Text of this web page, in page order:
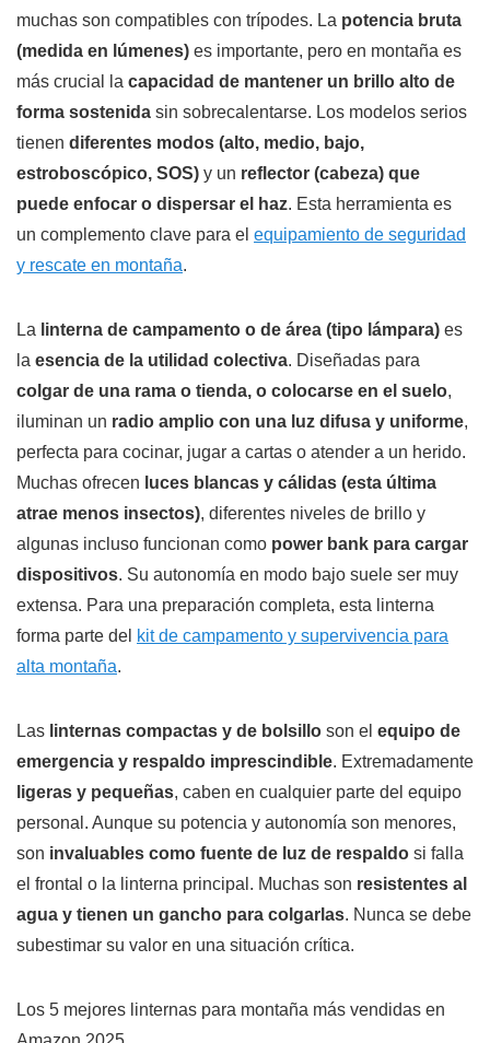
muchas son compatibles con trípodes. La potencia bruta
(medida en lúmenes) es importante, pero en montaña es
más crucial la capacidad de mantener un brillo alto de
forma sostenida sin sobrecalentarse. Los modelos serios
tienen diferentes modos (alto, medio, bajo,
estroboscópico, SOS) y un reflector (cabeza) que
puede enfocar o dispersar el haz. Esta herramienta es
un complemento clave para el equipamiento de seguridad
y rescate en montaña.
La linterna de campamento o de área (tipo lámpara) es
la esencia de la utilidad colectiva. Diseñadas para
colgar de una rama o tienda, o colocarse en el suelo,
iluminan un radio amplio con una luz difusa y uniforme,
perfecta para cocinar, jugar a cartas o atender a un herido.
Muchas ofrecen luces blancas y cálidas (esta última
atrae menos insectos), diferentes niveles de brillo y
algunas incluso funcionan como power bank para cargar
dispositivos. Su autonomía en modo bajo suele ser muy
extensa. Para una preparación completa, esta linterna
forma parte del kit de campamento y supervivencia para
alta montaña.
Las linternas compactas y de bolsillo son el equipo de
emergencia y respaldo imprescindible. Extremadamente
ligeras y pequeñas, caben en cualquier parte del equipo
personal. Aunque su potencia y autonomía son menores,
son invaluables como fuente de luz de respaldo si falla
el frontal o la linterna principal. Muchas son resistentes al
agua y tienen un gancho para colgarlas. Nunca se debe
subestimar su valor en una situación crítica.
Los 5 mejores linternas para montaña más vendidas en